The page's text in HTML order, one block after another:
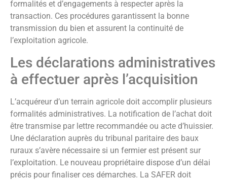
formalités et d’engagements à respecter après la
transaction. Ces procédures garantissent la bonne
transmission du bien et assurent la continuité de
l’exploitation agricole.
Les déclarations administratives
à effectuer après l’acquisition
L’acquéreur d’un terrain agricole doit accomplir plusieurs
formalités administratives. La notification de l’achat doit
être transmise par lettre recommandée ou acte d’huissier.
Une déclaration auprès du tribunal paritaire des baux
ruraux s’avère nécessaire si un fermier est présent sur
l’exploitation. Le nouveau propriétaire dispose d’un délai
précis pour finaliser ces démarches. La SAFER doit